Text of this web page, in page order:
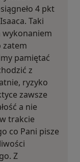
4 pkt
Taki
zatem
pamiętać
z
ryzyko
zawsze
a nie
trakcie
co Pani pisze
Z